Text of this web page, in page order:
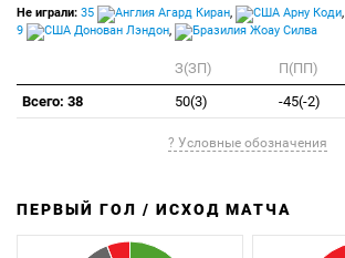
Не играли: 35 Агард Киран, Арну Коди,
9
Донован Лэндон, Жоау Силва
З(ЗП) П(ПП)
Всего: 38
50(3) -45(-2)
? Условные обозначения
ПЕРВЫЙ ГОЛ / ИСХОД МАТЧА